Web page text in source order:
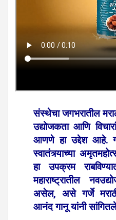
संस्थेचा जगभरातील
उद्योजकता आणि
आणणे हा उद्देश आहे.
स्वातंत्र्याच्या
हा उपक्रम
महाराष्ट्रातील
असेल, असे गर्जे
आनंद गानू यांनी